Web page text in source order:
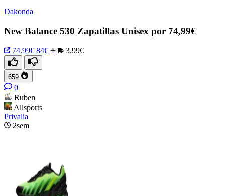
Dakonda
New Balance 530 Zapatillas Unisex por 74,99€
74.99€ 84€ 3.99€
659
0
Ruben
Allsports
Privalia
2sem